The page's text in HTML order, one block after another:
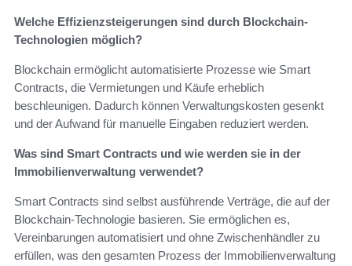
Welche Effizienzsteigerungen sind durch Blockchain-
Technologien möglich?
Blockchain ermöglicht automatisierte Prozesse wie Smart
Contracts, die Vermietungen und Käufe erheblich
beschleunigen. Dadurch können Verwaltungskosten gesenkt
und der Aufwand für manuelle Eingaben reduziert werden.
Was sind Smart Contracts und wie werden sie in der
Immobilienverwaltung verwendet?
Smart Contracts sind selbst ausführende Verträge, die auf der
Blockchain-Technologie basieren. Sie ermöglichen es,
Vereinbarungen automatisiert und ohne Zwischenhändler zu
erfüllen, was den gesamten Prozess der Immobilienverwaltung